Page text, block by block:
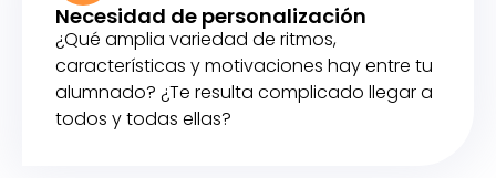
Necesidad de personalización
¿Qué amplia variedad de ritmos,
características y motivaciones hay entre tu
alumnado? ¿Te resulta complicado llegar a
todos y todas ellas?